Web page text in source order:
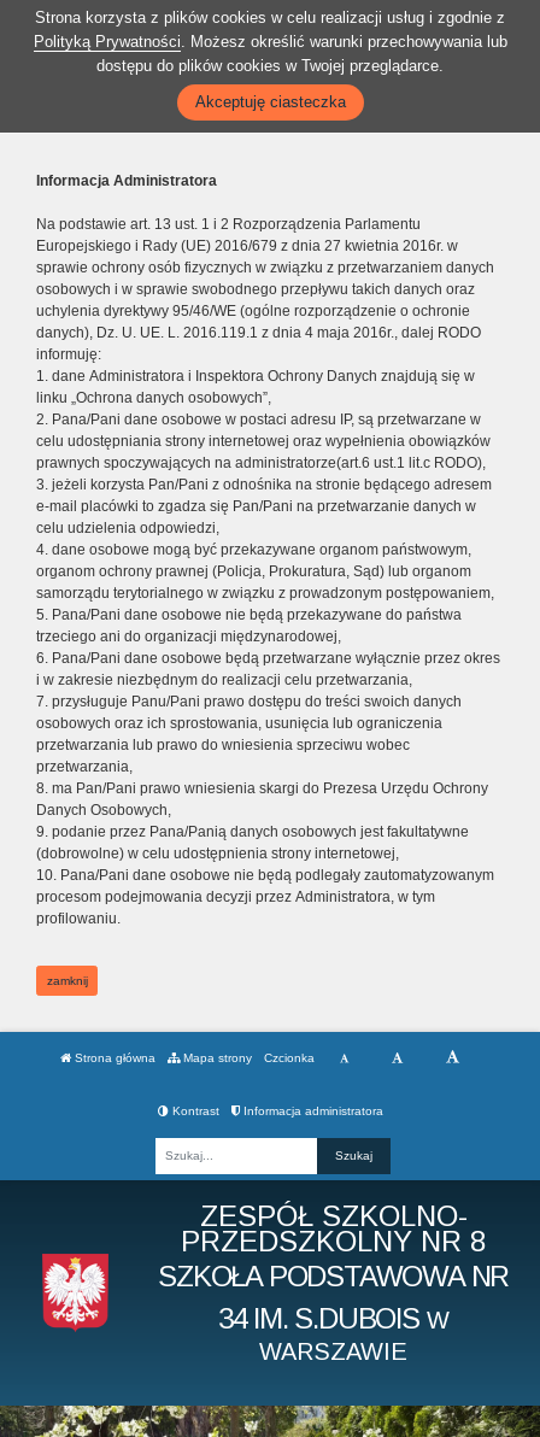
Strona korzysta z plików cookies w celu realizacji usług i zgodnie z
Polityką Prywatności. Możesz określić warunki przechowywania lub
dostępu do plików cookies w Twojej przeglądarce.
Akceptuję ciasteczka
Informacja Administratora
Na podstawie art. 13 ust. 1 i 2 Rozporządzenia Parlamentu
Europejskiego i Rady (UE) 2016/679 z dnia 27 kwietnia 2016r. w
sprawie ochrony osób fizycznych w związku z przetwarzaniem danych
osobowych i w sprawie swobodnego przepływu takich danych oraz
uchylenia dyrektywy 95/46/WE (ogólne rozporządzenie o ochronie
danych), Dz. U. UE. L. 2016.119.1 z dnia 4 maja 2016r., dalej RODO
informuję:
1. dane Administratora i Inspektora Ochrony Danych znajdują się w
linku „Ochrona danych osobowych”,
2. Pana/Pani dane osobowe w postaci adresu IP, są przetwarzane w
celu udostępniania strony internetowej oraz wypełnienia obowiązków
prawnych spoczywających na administratorze(art.6 ust.1 lit.c RODO),
3. jeżeli korzysta Pan/Pani z odnośnika na stronie będącego adresem
e-mail placówki to zgadza się Pan/Pani na przetwarzanie danych w
celu udzielenia odpowiedzi,
4. dane osobowe mogą być przekazywane organom państwowym,
organom ochrony prawnej (Policja, Prokuratura, Sąd) lub organom
samorządu terytorialnego w związku z prowadzonym postępowaniem,
5. Pana/Pani dane osobowe nie będą przekazywane do państwa
trzeciego ani do organizacji międzynarodowej,
6. Pana/Pani dane osobowe będą przetwarzane wyłącznie przez okres
i w zakresie niezbędnym do realizacji celu przetwarzania,
7. przysługuje Panu/Pani prawo dostępu do treści swoich danych
osobowych oraz ich sprostowania, usunięcia lub ograniczenia
przetwarzania lub prawo do wniesienia sprzeciwu wobec
przetwarzania,
8. ma Pan/Pani prawo wniesienia skargi do Prezesa Urzędu Ochrony
Danych Osobowych,
9. podanie przez Pana/Panią danych osobowych jest fakultatywne
(dobrowolne) w celu udostępnienia strony internetowej,
10. Pana/Pani dane osobowe nie będą podlegały zautomatyzowanym
procesom podejmowania decyzji przez Administratora, w tym
profilowaniu.
zamknij
Strona główna Mapa strony Czcionka
Kontrast Informacja administratora
ZESPÓŁ SZKOLNO-
PRZEDSZKOLNY NR 8
SZKOŁA PODSTAWOWA NR
34 IM. S.DUBOIS W
WARSZAWIE